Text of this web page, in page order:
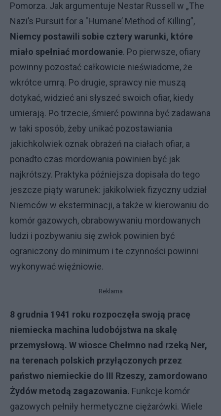
Pomorza. Jak argumentuje Nestar Russell w „The
Nazi’s Pursuit for a "Humane’ Method of Killing”,
Niemcy postawili sobie cztery warunki, które
miało spełniać mordowanie. Po pierwsze, ofiary
powinny pozostać całkowicie nieświadome, że
wkrótce umrą. Po drugie, sprawcy nie muszą
dotykać, widzieć ani słyszeć swoich ofiar, kiedy
umierają. Po trzecie, śmierć powinna być zadawana
w taki sposób, żeby unikać pozostawiania
jakichkolwiek oznak obrażeń na ciałach ofiar, a
ponadto czas mordowania powinien być jak
najkrótszy. Praktyka późniejsza dopisała do tego
jeszcze piąty warunek: jakikolwiek fizyczny udział
Niemców w eksterminacji, a także w kierowaniu do
komór gazowych, obrabowywaniu mordowanych
ludzi i pozbywaniu się zwłok powinien być
ograniczony do minimum i te czynności powinni
wykonywać więźniowie.
Reklama
8 grudnia 1941 roku rozpoczęła swoją pracę
niemiecka machina ludobójstwa na skalę
przemysłową. W wiosce Chełmno nad rzeką Ner,
na terenach polskich przyłączonych przez
państwo niemieckie do III Rzeszy, zamordowano
Żydów metodą zagazowania. Funkcje komór
gazowych pełniły hermetyczne ciężarówki. Wiele